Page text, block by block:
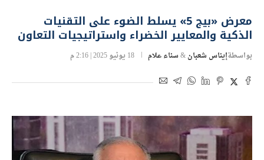
معرض «بيج 5» يسلط الضوء على التقنيات
الذكية والمعايير الخضراء واستراتيجيات التعاون
بواسطةإيناس شعبان&سناء علام 18 يونيو 2025 | 2:16 م